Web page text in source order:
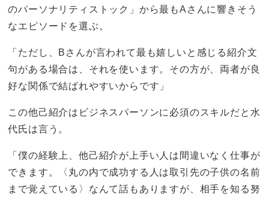
のパーソナリティストック」から最もAさんに響きそう
なエピソードを選ぶ。
「ただし、Bさんが言われて最も嬉しいと感じる紹介文
句がある場合は、それを使います。その方が、両者が良
好な関係で結ばれやすいからです」
この他己紹介はビジネスパーソンに必須のスキルだと水
代氏は言う。
「僕の経験上、他己紹介が上手い人は間違いなく仕事が
できます。〈丸の内で成功する人は取引先の子供の名前
まで覚えている〉なんて話もありますが、相手を知る努